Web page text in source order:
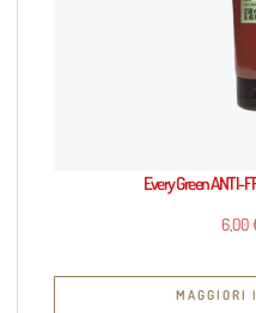
Every Green ANTI-
6,00
MAGGIORI